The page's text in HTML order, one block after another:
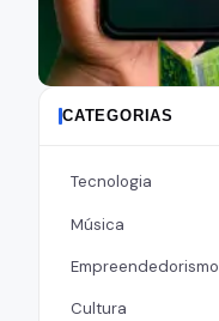
CATEGORIAS
Tecnologia
Música
Empreendedorismo
Cultura